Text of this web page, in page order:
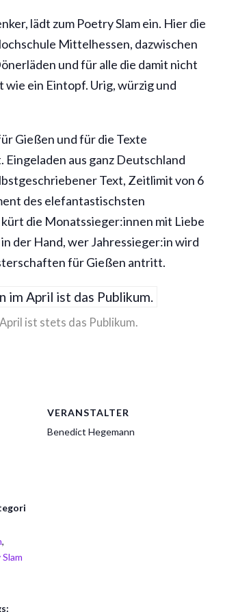
lädt zum Poetry Slam ein. Hier die
Mittelhessen, dazwischen
und für alle die damit nicht
ein Eintopf. Urig, würzig und
Gießen und für die Texte
aus ganz Deutschland
Text, Zeitlimit von 6
des elefantastischsten
die Monatssieger:innen mit Liebe
der Hand, wer Jahressieger:in wird
für Gießen antritt.
ist stets das Publikum.
,
VERANSTALTER
Benedict Hegemann